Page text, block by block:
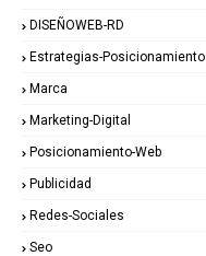
DISEÑOWEB-RD
Estrategias-Posicionamiento
Marca
Marketing-Digital
Posicionamiento-Web
Publicidad
Redes-Sociales
Seo